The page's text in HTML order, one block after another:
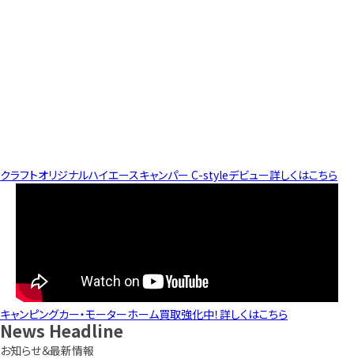
クラフトオリジナルハイエースキャンパー C-styleデビュー詳しくはこちら
キャンピングカー・モーターホーム買取強化中！詳しくはこちら
News Headline
お知らせ＆最新情報